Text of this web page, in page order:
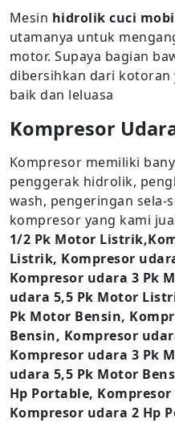
Mesin hidrolik cuci
utamanya untuk
motor. Supaya bagian
dibersihkan dari kotoran
baik dan leluasa
Kompresor
Kompresor memiliki
penggerak hidrolik,
wash, pengeringan sela-
kompresor yang kami
1/2 Pk Motor
Listrik, Kompresor
Kompresor udara 3 Pk
udara 5,5 Pk Motor
Pk Motor Bensin,
Bensin, Kompresor
Kompresor udara 3 Pk
udara 5,5 Pk Motor
Hp Portable,
Kompresor udara 2 Hp